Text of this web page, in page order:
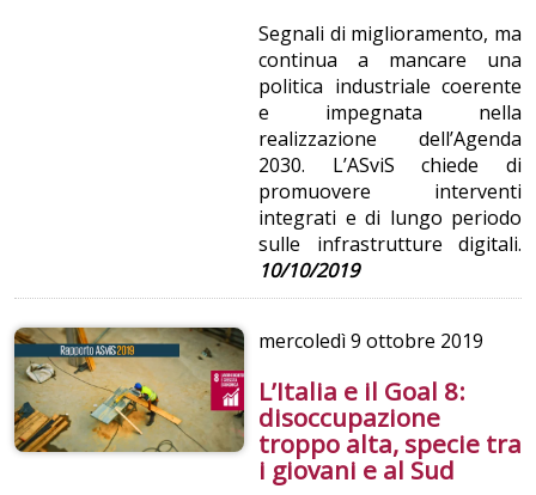
Segnali di miglioramento, ma
continua a mancare una
politica industriale coerente
e impegnata nella
realizzazione dell’Agenda
2030. L’ASviS chiede di
promuovere interventi
integrati e di lungo periodo
sulle infrastrutture digitali.
10/10/2019
mercoledì9 ottobre 2019
L’Italia e il Goal 8:
disoccupazione
troppo alta, specie tra
i giovani e al Sud